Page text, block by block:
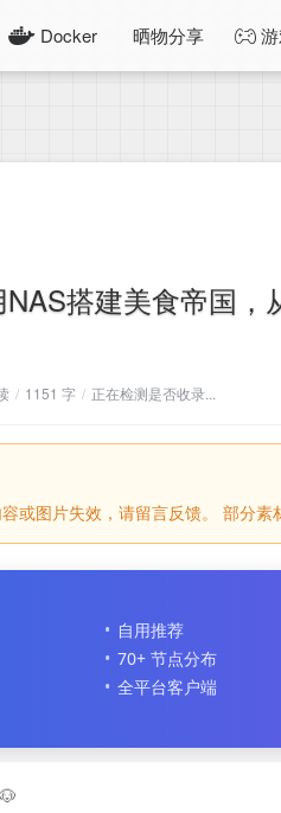
Docker 晒物分享
NAS搭建美食帝国，
/ 1151 字 / 正在检测是否收录...
或图片失效，请留言反馈。 部分素
自用推荐
70+ 节点分布
全平台客户端